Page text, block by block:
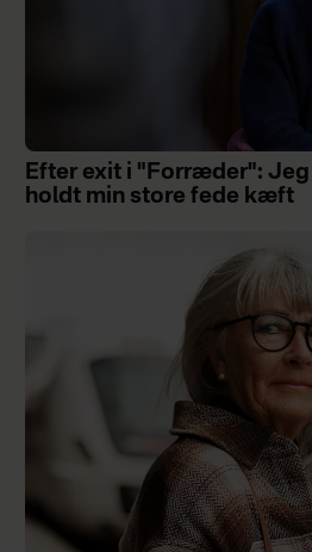
Efter exit i "Forræder":
holdt min store fede kæft